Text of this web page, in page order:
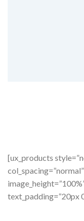
[ux_products
text_padding=”20px